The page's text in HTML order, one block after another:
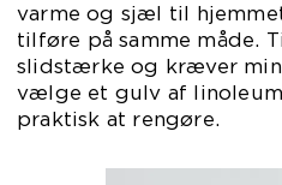
varme og sjæl til
tilføre på samme måde.
slidstærke og kræver
vælge et gulv af
praktisk at rengøre.